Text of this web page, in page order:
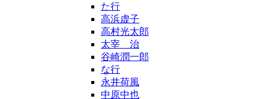
た行
高浜虚子
高村光太郎
太宰 治
谷崎潤一郎
な行
永井荷風
中原中也